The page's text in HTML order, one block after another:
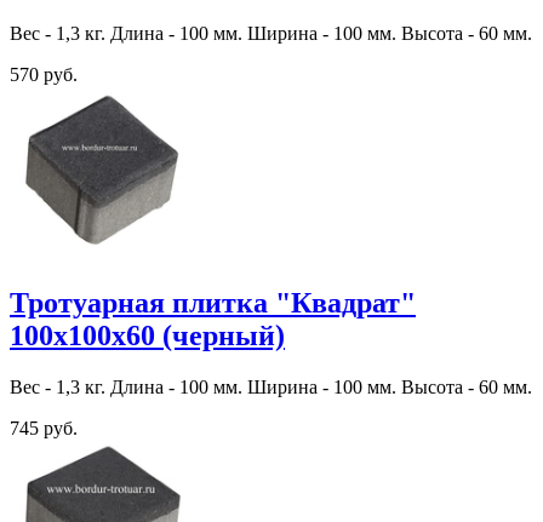
Вес - 1,3 кг. Длина - 100 мм. Ширина - 100 мм. Высота - 60 мм.
570 руб.
Тротуарная плитка "Квадрат"
100х100х60 (черный)
Вес - 1,3 кг. Длина - 100 мм. Ширина - 100 мм. Высота - 60 мм.
745 руб.